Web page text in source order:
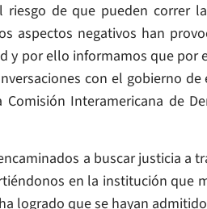
riesgo de que pueden correr
aspectos negativos han
y por ello informamos que por
con el gobierno
Interamericana de
a buscar justicia a
en la institución que
logrado que se hayan